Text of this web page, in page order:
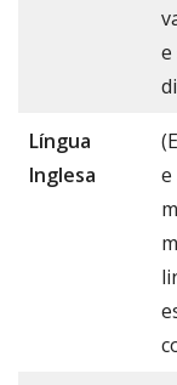
Língua
Inglesa
e